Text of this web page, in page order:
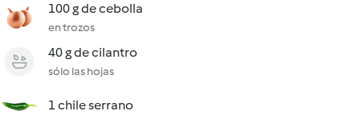
100 g de cebolla
en trozos
40 g de cilantro
sólo las hojas
1 chile serrano